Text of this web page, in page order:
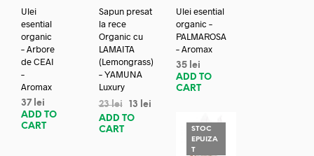
Ulei
esential
organic
– Arbore
de CEAI
–
Aromax
37 lei
ADD TO
CART
Sapun presat
la rece
Organic cu
LAMAITA
(Lemongrass)
– YAMUNA
Luxury
23lei 13
lei
ADD TO
CART
Ulei esential
organic –
PALMAROSA
– Aromax
35 lei
ADD TO
CART
STOC
EPUIZA
T